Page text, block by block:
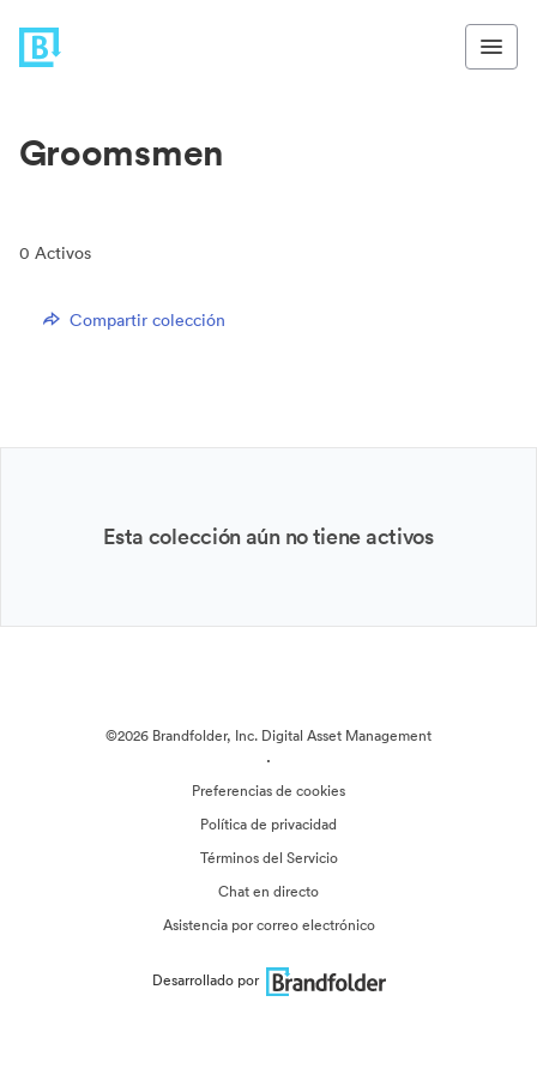
Groomsmen
0 Activos
Compartir colección
Esta colección aún no tiene activos
©2026 Brandfolder, Inc. Digital Asset Management
·
Preferencias de cookies
Política de privacidad
Términos del Servicio
Chat en directo
Asistencia por correo electrónico
Desarrollado por